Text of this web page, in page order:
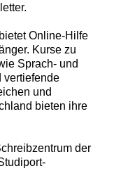
Online-Hilfe
Kurse zu
Sprach- und
vertiefende
und
bieten ihre
der